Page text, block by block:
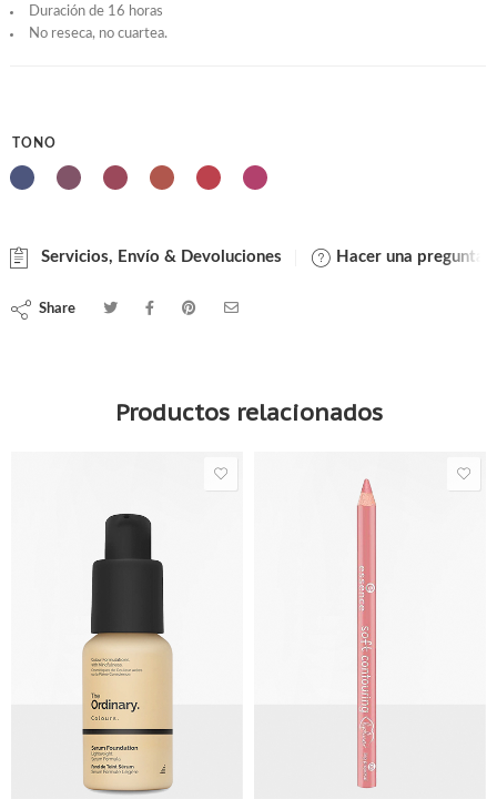
Duración de 16 horas
No reseca, no cuartea.
TONO
Servicios, Envío & Devoluciones Hacer una pregunta
Share
Productos relacionados